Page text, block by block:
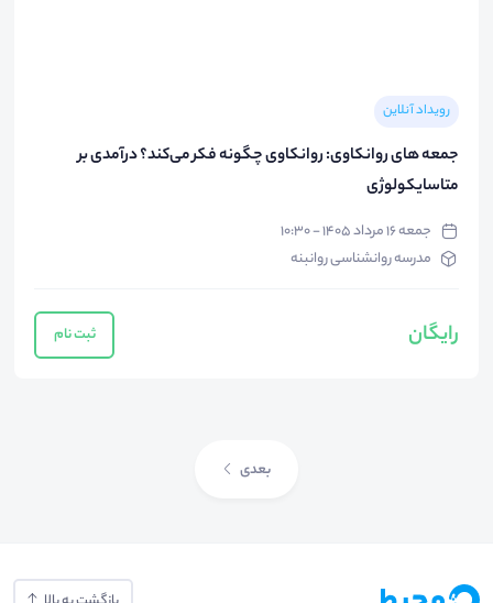
رویداد آنلاین
جمعه های روانکاوی: روانکاوی چگونه فکر می‌کند؟ درآمدی بر
متاسایکولوژی
جمعه ۱۶ مرداد ۱۴۰۵ - ۱۰:۳۰
مدرسه روانشناسی روانبنه
رایگان ثبت نام
بعدی